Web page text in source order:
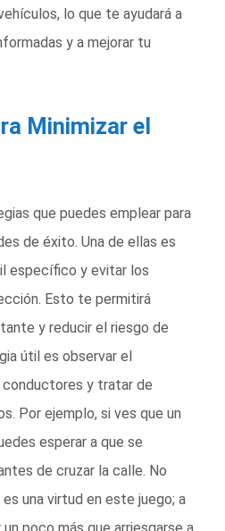
lo que te ayudará a
y a mejorar tu
Minimizar el
que puedes emplear para
de éxito. Una de ellas es
específico y evitar los
Esto te permitirá
y reducir el riesgo de
útil es observar el
y tratar de
Por ejemplo, si ves que un
esperar a que se
de cruzar la calle. No
una virtud en este juego; a